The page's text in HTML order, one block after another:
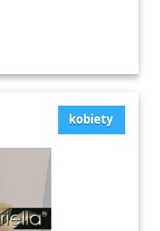
kobiety